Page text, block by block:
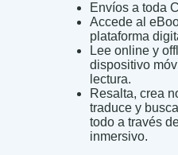
Envíos a toda
Accede al
plataforma
Lee online y
dispositivo
lectura.
Resalta, crea
traduce y
todo a través
inmersivo.